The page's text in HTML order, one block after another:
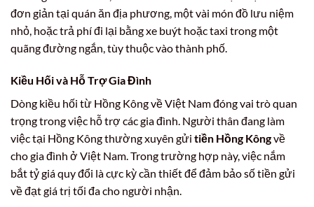
đơn giản tại quán ăn địa phương, một vài món đồ lưu niệm
nhỏ, hoặc trả phí đi lại bằng xe buýt hoặc taxi trong một
quãng đường ngắn, tùy thuộc vào thành phố.
Kiều Hối và Hỗ Trợ Gia Đình
Dòng kiều hối từ Hồng Kông về Việt Nam đóng vai trò quan
trọng trong việc hỗ trợ các gia đình. Người thân đang làm
việc tại Hồng Kông thường xuyên gửi tiền Hồng Kôngvề
cho gia đình ở Việt Nam. Trong trường hợp này, việc nắm
bắt tỷ giá quy đổi là cực kỳ cần thiết để đảm bảo số tiền gửi
về đạt giá trị tối đa cho người nhận.